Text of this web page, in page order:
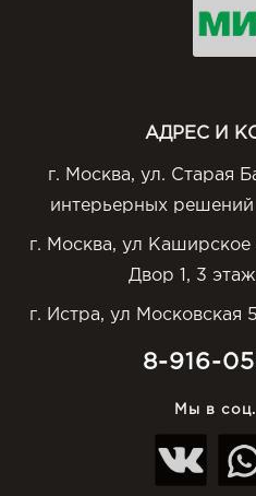
АДРЕС И
г. Москва, ул. Старая
интерьерных решений
г. Москва, ул
Двор 1, 3
г. Истра, ул Московская
8-916-
Мы в соц.